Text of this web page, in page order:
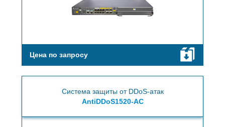
Цена по запросу
Система защиты от DDoS-атак
AntiDDoS1520-AC